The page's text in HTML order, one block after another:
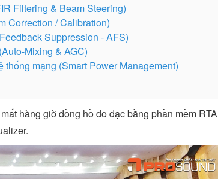
Filtering & Beam Steering)
Correction / Calibration)
Suppression - AFS)
Mixing & AGC)
mạng (Smart Power Management)
hàng giờ đồng hồ đo đạc bằng phần mềm RTA